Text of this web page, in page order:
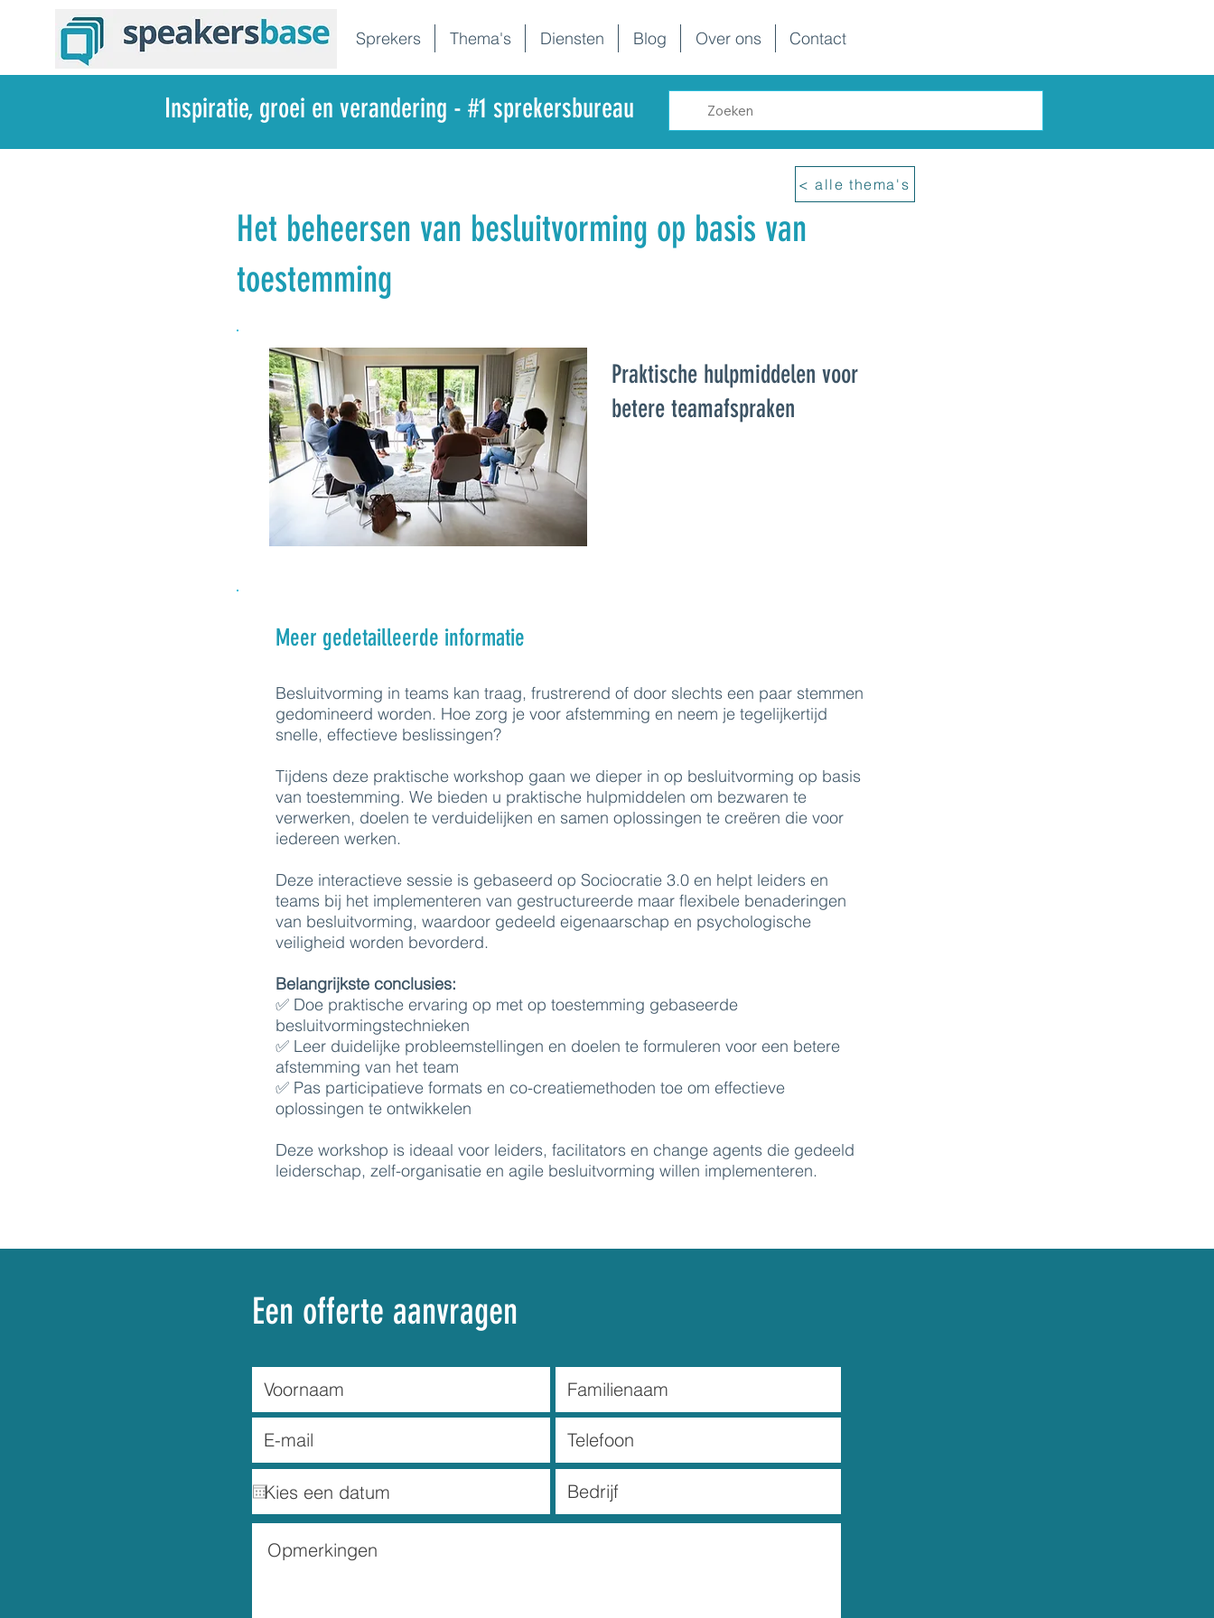
Sprekers Thema's Diensten Blog Over ons Contact
< alle thema's
Het beheersen van besluitvorming op basis van
toestemming
Praktische hulpmiddelen voor
betere teamafspraken
Meer gedetailleerde informatie
Besluitvorming in teams kan traag, frustrerend of door slechts een paar stemmen
gedomineerd worden. Hoe zorg je voor afstemming en neem je tegelijkertijd
snelle, effectieve beslissingen?
Tijdens deze praktische workshop gaan we dieper in op besluitvorming op basis
van toestemming. We bieden u praktische hulpmiddelen om bezwaren te
verwerken, doelen te verduidelijken en samen oplossingen te creëren die voor
iedereen werken.
Deze interactieve sessie is gebaseerd op Sociocratie 3.0 en helpt leiders en
teams bij het implementeren van gestructureerde maar flexibele benaderingen
van besluitvorming, waardoor gedeeld eigenaarschap en psychologische
veiligheid worden bevorderd.
Belangrijkste conclusies:
✅ Doe praktische ervaring op met op toestemming gebaseerde
besluitvormingstechnieken
✅ Leer duidelijke probleemstellingen en doelen te formuleren voor een betere
afstemming van het team
✅ Pas participatieve formats en co-creatiemethoden toe om effectieve
oplossingen te ontwikkelen
Deze workshop is ideaal voor leiders, facilitators en change agents die gedeeld
leiderschap, zelf-organisatie en agile besluitvorming willen implementeren.
Een offerte aanvragen
Inspiratie, groei en verandering - #1 sprekersbureau